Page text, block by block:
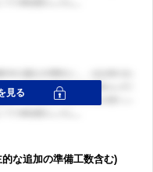
な追加の準備工数含む)